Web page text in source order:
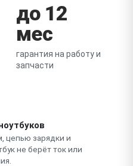
до 12
мес
гарантия на работу и
запчасти
цепью зарядки и
не берёт ток или